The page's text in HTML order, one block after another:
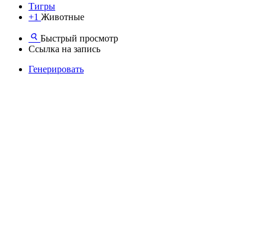
Тигры
+1 Животные
Быстрый просмотр
Ссылка на запись
Генерировать